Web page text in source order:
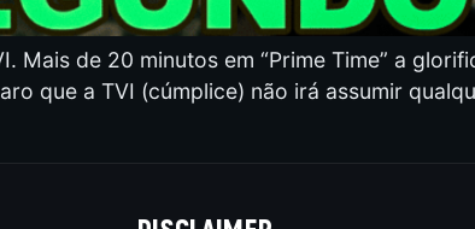
Mais de 20 minutos em “Prime Time” a
que a TVI (cúmplice) não irá assumir